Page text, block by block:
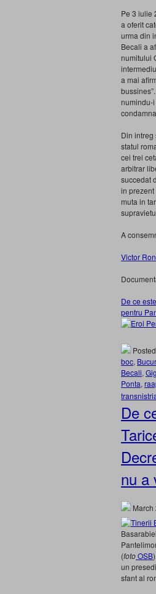
Pe 3 iulie
a oferit
urma din
Becali a
numitului
a mai
numindu-i
Din
statul
cei trei
arbitrar
succedat
in
muta in
A
Victor
De ce
pentru
boc,
Becali,
Ponta,
De
nu a
March
(fotoOSB
un
sfant al